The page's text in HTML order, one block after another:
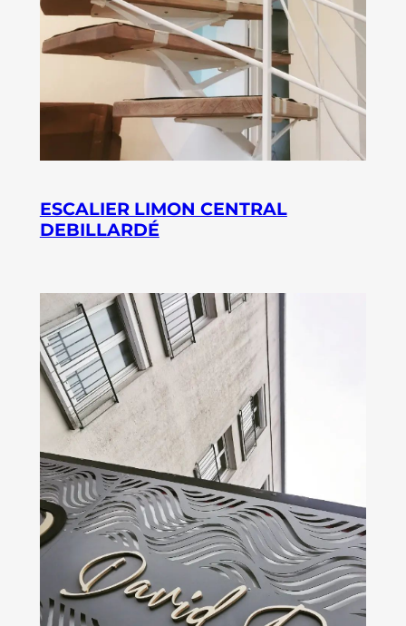
ESCALIER LIMON CENTRAL
DEBILLARDÉ